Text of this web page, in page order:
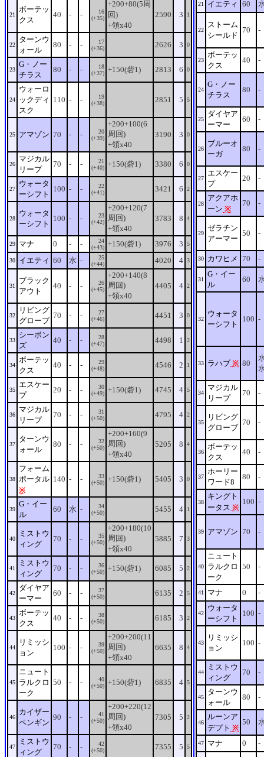
21
ボーテッ
クス
40 - -
16
(+35)
+200+80(5周
回)
+領x40
2590 3 1
22
ターンウ
ォール
80 - -
17
(+36)
2626 3 0
23
G・ノー
チラス
80 - -
18
(+37) +150(砦1) 2813 6 0
24
ウォーロ
ックディ
スク
110 - -
19
(+38)
2851 5 5
25 アマゾン 70 - -
20
(+39)
+200+100(6
周回)
+領x40
3190 3 0
26
マジカル
リープ
70 - -
21
(+40) +150(砦1) 3380 6 0
27
ウォータ
ーシフト
100 - -
22
(+41)
3421 6 2
28
ウォータ
ーシフト
100 - -
23
(+42)
+200+120(7
周回)
+領x40
3783 8 4
29 マナ 0 - -
24
(+43) +150(砦1) 3976 3 5
30 イエティ 60 水 -
25
(+44)
4020 4 3
31
ブラック
アウト
40 - -
26
(+45)
+200+140(8
周回)
+領x40
4405 4 2
32
リビング
グローブ
70 - -
27
(+46)
4451 3 0
33
シーボン
ズ
40 - -
28
(+47)
4498 1 2
34
ボーテッ
クス
40 - -
29
(+48)
4546 2 1
35
エスケー
プ
20 - -
30
(+49) +150(砦1) 4745 4 5
36
マジカル
リープ
70 - -
31
(+50)
4795 4 2
37
ターンウ
ォール
80 - -
32
(+50)
+200+160(9
周回)
+領x40
5205 8 4
38
フォーム
ポータル
※
140 - -
33
(+50) +150(砦1) 5405 3 0
39
G・イー
ル
60 水 -
34
(+50)
5455 4 1
40
ミストウ
ィング
70 - -
35
(+50)
+200+180(10
周回)
+領x40
5885 7 3
41
ミストウ
ィング
70 - -
36
(+50) +150(砦1) 6085 5 2
42
ダイヤア
ーマー
60 - -
37
(+50)
6135 2 5
43
ボーテッ
クス
40 - -
38
(+50)
6185 3 2
44
リミッシ
ョン
100 - -
39
(+50)
+200+200(11
周回)
+領x40
6635 8 4
45
ニュート
ラルクロ
ーク
50 - -
40
(+50) +150(砦1) 6835 4 5
46
カイザー
ペンギン
90 - -
41
(+50)
+200+220(12
周回)
+領x40
7305 5 2
47
ミストウ
ィング
70 - -
42
(+50)
7355 5 5
21 イエティ 60
22
ストーム
シールド
70 -
23
ボーテッ
クス
40 -
24
G・ノー
チラス
80 -
25
ダイヤア
ーマー
60 -
26
ブルーオ
ーガ
80 -
27
エスケー
プ
20 -
28
アクアホ
ーン ※
70 -
29
ゼラチン
アーマー
50 -
30 カワヒメ 70 -
31
G・イー
ル
60
32
ウォータ
ーシフト
100 -
33 ラハブ ※ 80
34
マジカル
リープ
70 -
35
リビング
グローブ
70 -
36
ボーテッ
クス
40 -
37
ホーリー
ワード8
80 -
38
キングト
ータス ※
100 -
39 アマゾン 70 -
40
ニュート
ラルクロ
ーク
50 -
41 マナ 0 -
42
ウォータ
ーシフト
100 -
43
リミッシ
ョン
100 -
44
ミストウ
ィング
70 -
45
ターンウ
ォール
80 -
46
ルーンア
デプト ※
50
47 マナ 0 -